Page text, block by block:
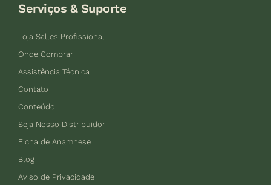
Serviços & Suporte
Loja Salles Profissional
Onde Comprar
Assistência Técnica
Contato
Conteúdo
Seja Nosso Distribuidor
Ficha de Anamnese
Blog
Aviso de Privacidade